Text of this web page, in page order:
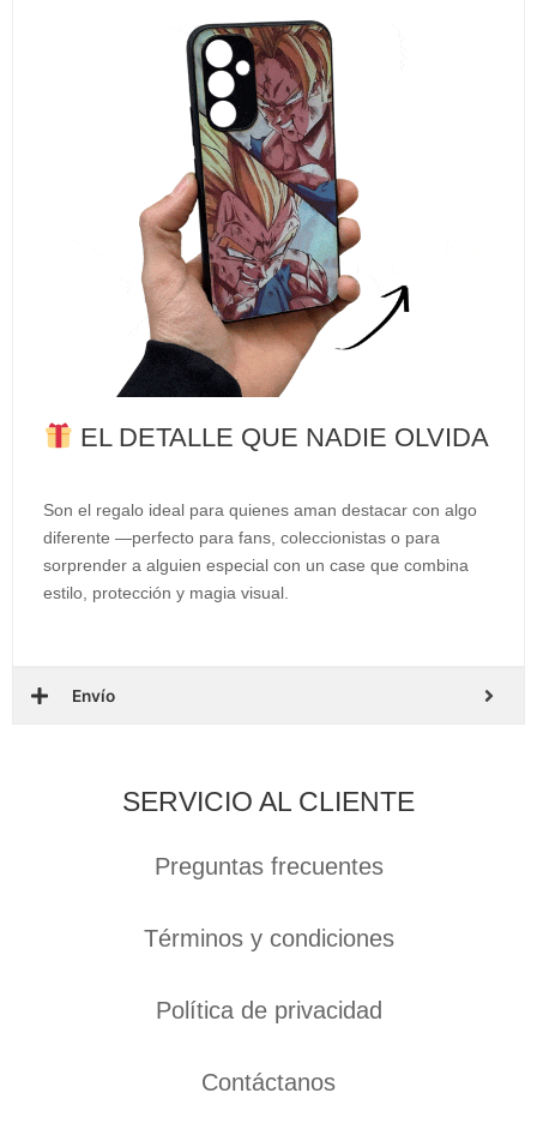
EL DETALLE QUE NADIE OLVIDA
Son el regalo ideal para quienes aman destacar con algo
diferente —perfecto para fans, coleccionistas o para
sorprender a alguien especial con un case que combina
estilo, protección y magia visual.
Envío
SERVICIO AL CLIENTE
Preguntas frecuentes
Términos y condiciones
Política de privacidad
Contáctanos